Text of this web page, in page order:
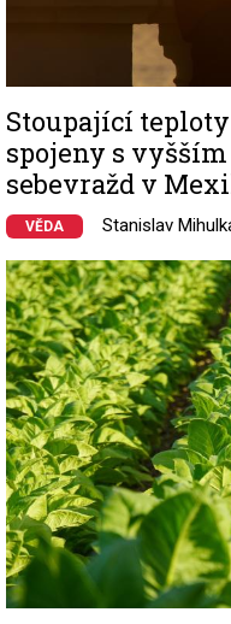
Stoupající
spojeny s
sebevražd v
VĚDA Stanislav
Image